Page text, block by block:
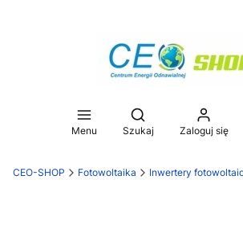
Menu
Otwórz
Szukaj Zaloguj się
CEO-SHOP Fotowoltaika Inwertery